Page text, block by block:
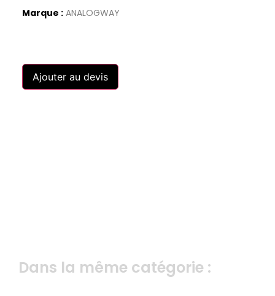
Marque : ANALOGWAY
Ajouter au devis
Dans la même catégorie :